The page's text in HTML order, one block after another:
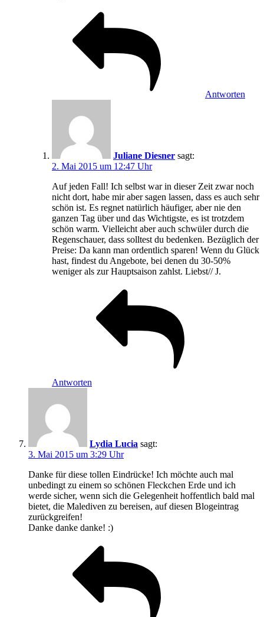
Antworten
Juliane Diesner sagt:
2. Mai 2015 um 12:47 Uhr
Auf jeden Fall! Ich selbst war in dieser Zeit zwar noch
nicht dort, habe mir aber sagen lassen, dass es auch sehr
schön ist. Es regnet natürlich häufiger, aber nie den
ganzen Tag über und das Wichtigste, es ist trotzdem
schön warm. Vielleicht aber auch schwüler durch die
Regenschauer, dass solltest du bedenken. Bezüglich der
Preise: Da kann man ordentlich sparen! Wenn du Glück
hast, findest du Angebote, bei denen du 30-50%
weniger als zur Hauptsaison zahlst. Liebst// J.
Antworten
Lydia Lucia sagt:
3. Mai 2015 um 3:29 Uhr
Danke für diese tollen Eindrücke! Ich möchte auch mal
unbedingt zu einem so schönen Fleckchen Erde und ich
werde sicher, wenn sich die Gelegenheit hoffentlich bald mal
bietet, die Malediven zu bereisen, auf diesen Blogeintrag
zurückgreifen!
Danke danke danke! :)